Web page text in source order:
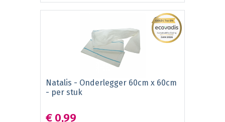
Natalis - Onderlegger 60cm x 60cm
- per stuk
€ 0,99